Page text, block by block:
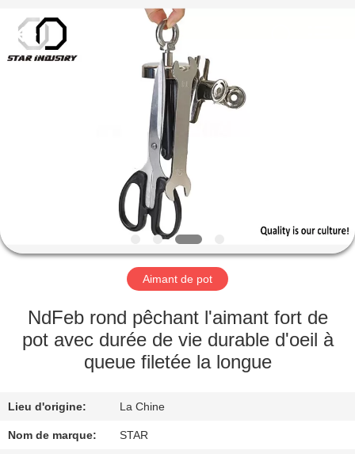
DE
NOUS
VISITE
D'USINE
DE
QUALITÉ
Copyright
2021
magnetsassembly.com.
Aimant de pot
NdFeb rond pêchant l'aimant fort de
pot avec durée de vie durable d'oeil à
queue filetée la longue
Lieu d'origine: La Chine
Nom de marque: STAR